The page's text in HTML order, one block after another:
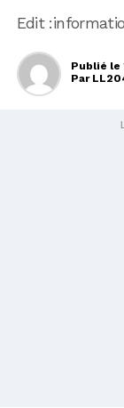
Edit
Publié le
Par